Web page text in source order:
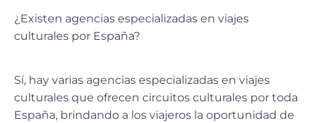
¿Existen agencias especializadas en viajes
culturales por España?
Sí, hay varias agencias especializadas en viajes
culturales que ofrecen circuitos culturales por toda
España, brindando a los viajeros la oportunidad de